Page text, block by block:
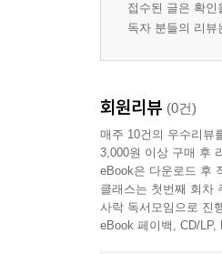
접수된 글은 확인
독자 분들의 리
회원리뷰 (0건)
매주 10건의 우수리뷰
3,000원 이상 구매 후
eBook은 다운로드 후
클래스는 첫번째 회차
사락 독서모임으로 진
eBook 페이백, CD/